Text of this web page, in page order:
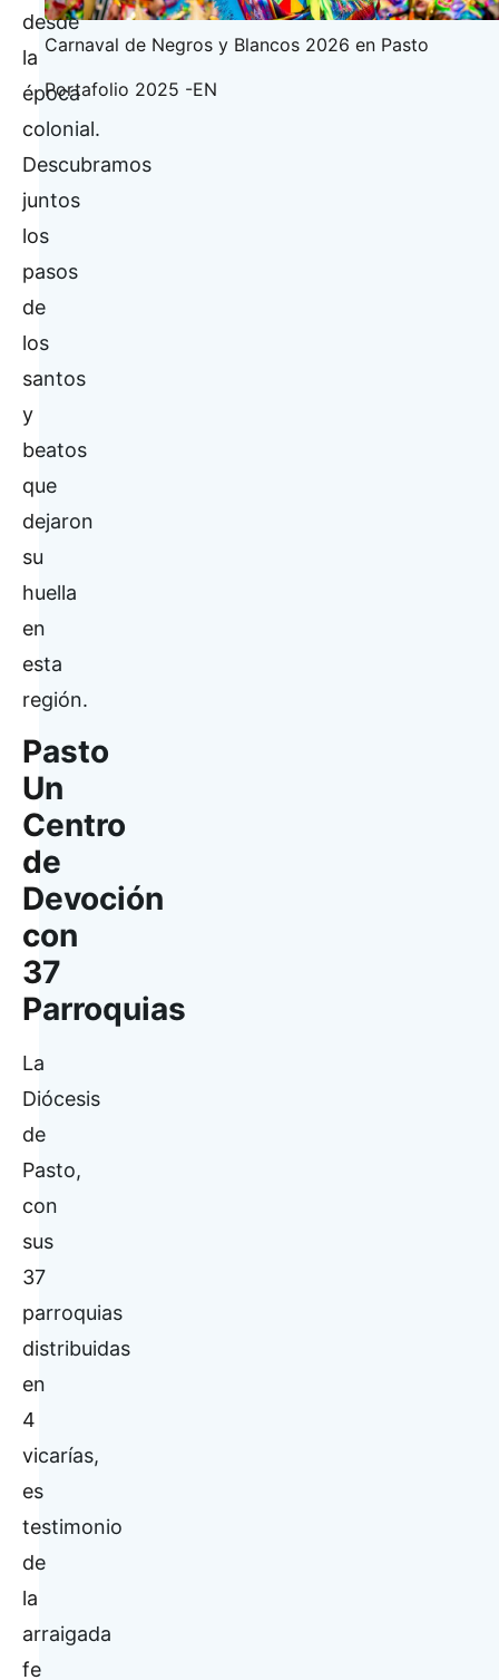
desde
la
época
colonial.
Descubramos
juntos
los
pasos
de
los
santos
y
beatos
que
dejaron
su
huella
en
esta
región.
Pasto
Un
Centro
de
Devoción
con
37
Parroquias
La
Diócesis
de
Pasto,
con
sus
37
parroquias
distribuidas
en
4
vicarías,
es
testimonio
de
la
arraigada
fe
Carnaval de Negros y Blancos 2026 en Pasto
Portafolio 2025 -EN